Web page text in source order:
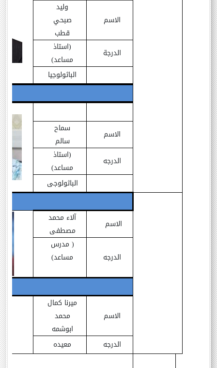
الاسم
وليد
صبحي
قطب
الدرجة
(استاذ
مساعد)
الباثولوجيا
الاسم
سماح
سالم
الدرجه
(استاذ
مساعد)
الباثولوجى
الاسم
آلاء محمد
مصطفى
الدرجه
( مدرس
مساعد)
الاسم
ميرنا كمال
محمد
ابوشمه
الدرجه
معيده